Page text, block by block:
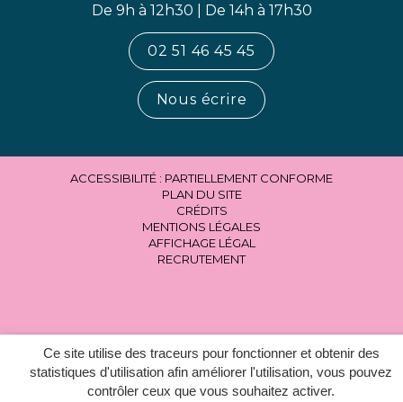
Ce site utilise des traceurs pour fonctionner et obtenir des
statistiques d'utilisation afin améliorer l'utilisation, vous pouvez
contrôler ceux que vous souhaitez activer.
De 9h à 12h30 | De 14h à 17h30
02 51 46 45 45
Nous écrire
ACCESSIBILITÉ : PARTIELLEMENT CONFORME
PLAN DU SITE
CRÉDITS
MENTIONS LÉGALES
AFFICHAGE LÉGAL
RECRUTEMENT